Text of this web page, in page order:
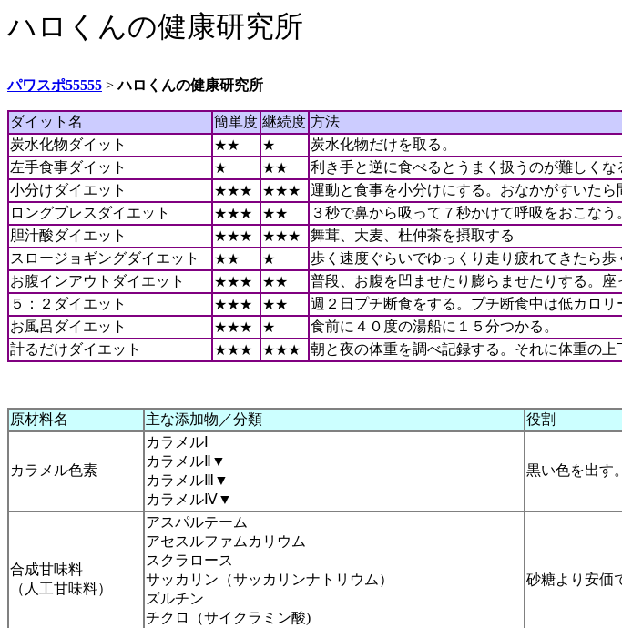
ハロくんの健康研究所
パワスポ55555 >ハロくんの健康研究所
ダイット名 簡単度 継続度 方法
炭水化物ダイット
★★ ★
炭水化物だけを取る。
左手食事ダイット
★ ★★
利き手と逆に食べるとうまく扱うのが難しく
小分けダイエット
★★★ ★★★
運動と食事を小分けにする。おなかがすいたら
ロングブレスダイエット
★★★ ★★
３秒で鼻から吸って７秒かけて呼吸をおこなう
胆汁酸ダイエット
★★★ ★★★
舞茸、大麦、杜仲茶を摂取する
スロージョギングダイエット
★★ ★
歩く速度ぐらいでゆっくり走り疲れてきたら
お腹インアウトダイエット
★★★ ★★
普段、お腹を凹ませたり膨らませたりする。座
５：２ダイエット
★★★ ★★
週２日プチ断食をする。プチ断食中は低カロリ
お風呂ダイエット
★★★ ★
食前に４０度の湯船に１５分つかる。
計るだけダイエット
★★★ ★★★ 朝と夜の体重を調べ記録する。それに体重の上
原材料名 主な添加物／分類 役割
カラメル色素
カラメルⅠ
カラメルⅡ▼
カラメルⅢ▼
カラメルⅣ▼
黒い色を出す。
合成甘味料
（人工甘味料）
アスパルテーム
アセスルファムカリウム
スクラロース
サッカリン（サッカリンナトリウム）
ズルチン
チクロ（サイクラミン酸)
砂糖より安価